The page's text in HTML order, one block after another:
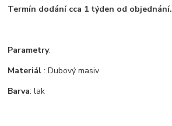
Termín dodání cca 1 týden od objednání.
Parametry:
Materiál : Dubový masiv
Barva: lak